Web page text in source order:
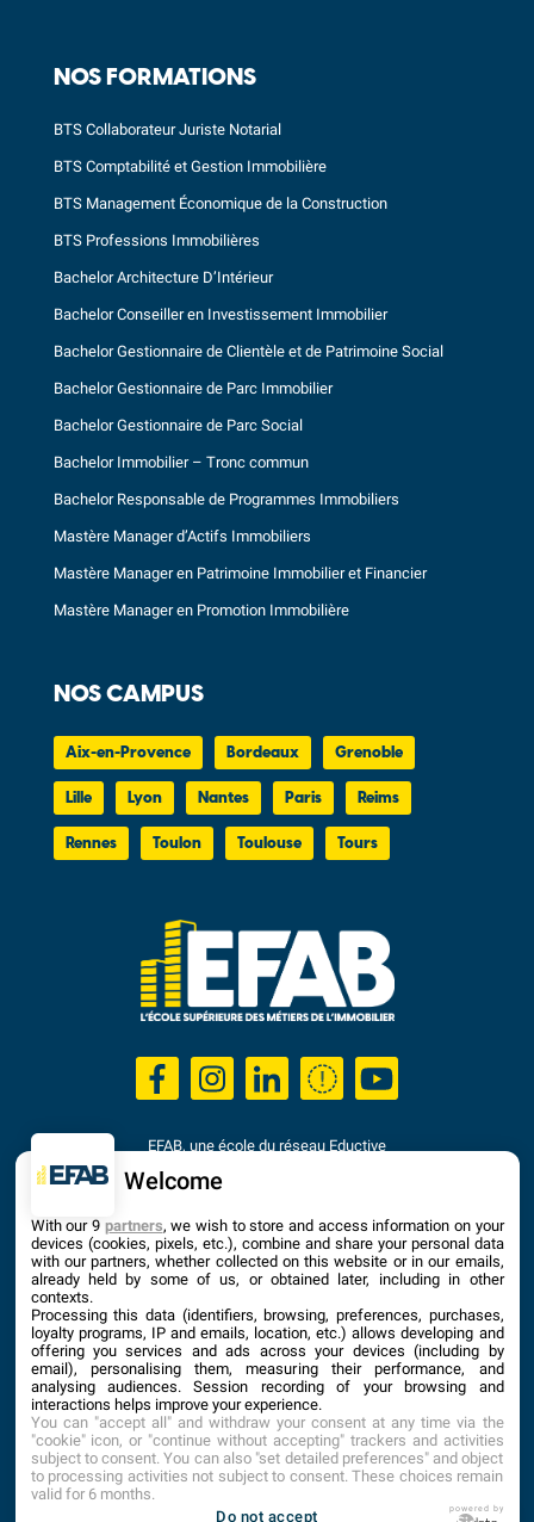
NOS FORMATIONS
BTS Collaborateur Juriste Notarial
BTS Comptabilité et Gestion Immobilière
BTS Management Économique de la Construction
BTS Professions Immobilières
Bachelor Architecture D’Intérieur
Bachelor Conseiller en Investissement Immobilier
Bachelor Gestionnaire de Clientèle et de Patrimoine Social
Bachelor Gestionnaire de Parc Immobilier
Bachelor Gestionnaire de Parc Social
Bachelor Immobilier – Tronc commun
Bachelor Responsable de Programmes Immobiliers
Mastère Manager d’Actifs Immobiliers
Mastère Manager en Patrimoine Immobilier et Financier
Mastère Manager en Promotion Immobilière
NOS CAMPUS
Aix-en-Provence Bordeaux Grenoble
Lille Lyon Nantes Paris Reims
Rennes Toulon Toulouse Tours
ACCUEIL
EFAB, une école du réseau Eductive
Établissement d'Enseignement Supérieur Privé Technique
Dernière mise à jour : Septembre 2025
Welcome
With our 9 partners, we wish to store and access information on your
devices (cookies, pixels, etc.), combine and share your personal data
with our partners, whether collected on this website or in our emails,
already held by some of us, or obtained later, including in other
contexts.
Processing this data (identifiers, browsing, preferences, purchases,
loyalty programs, IP and emails, location, etc.) allows developing and
offering you services and ads across your devices (including by
email), personalising them, measuring their performance, and
analysing audiences. Session recording of your browsing and
interactions helps improve your experience.
You can "accept all" and withdraw your consent at any time via the
"cookie" icon, or "continue without accepting" trackers and activities
subject to consent. You can also "set detailed preferences" and object
to processing activities not subject to consent. These choices remain
valid for 6 months.
Do not accept
powered by
1